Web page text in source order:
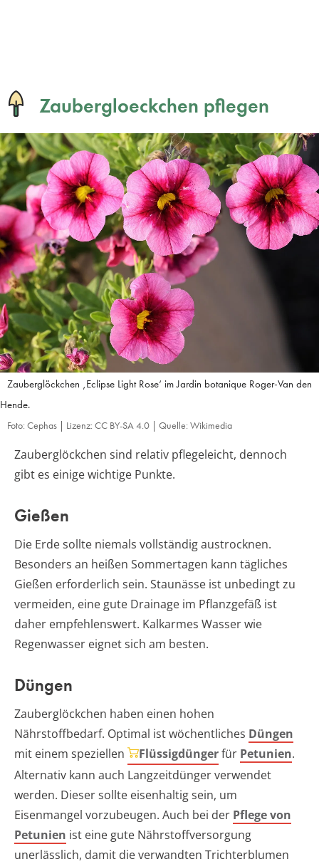
Zaubergloeckchen pflegen
Zauberglöckchen ‚Eclipse Light Rose‘ im Jardin botanique Roger-Van den
Hende.
Foto: Cephas | Lizenz: CC BY-SA 4.0 | Quelle: Wikimedia
Zauberglöckchen sind relativ pflegeleicht, dennoch
gibt es einige wichtige Punkte.
Gießen
Die Erde sollte niemals vollständig austrocknen.
Besonders an heißen Sommertagen kann tägliches
Gießen erforderlich sein. Staunässe ist unbedingt zu
vermeiden, eine gute Drainage im Pflanzgefäß ist
daher empfehlenswert. Kalkarmes Wasser wie
Regenwasser eignet sich am besten.
Düngen
Zauberglöckchen haben einen hohen
Nährstoffbedarf. Optimal ist wöchentliches Düngen
mit einem speziellen
Flüssigdüngerfür Petunien.
Alternativ kann auch Langzeitdünger verwendet
werden. Dieser sollte eisenhaltig sein, um
Eisenmangel vorzubeugen. Auch bei der Pflege von
Petunien ist eine gute Nährstoffversorgung
unerlässlich, damit die verwandten Trichterblumen